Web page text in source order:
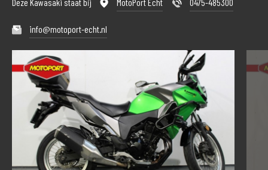
info@motoport-echt.nl